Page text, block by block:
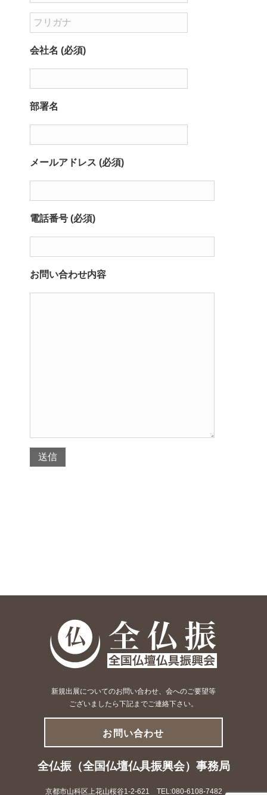
会社名 (必須)
部署名
メールアドレス (必須)
電話番号 (必須)
お問い合わせ内容
新規出展についてのお問い合わせ、会へのご要望等
ございましたら下記までご連絡下さい。
お問い合わせ
全仏振（全国仏壇仏具振興会）事務局
京都市山科区上花山桜谷1-2-621 TEL:080-6108-7482